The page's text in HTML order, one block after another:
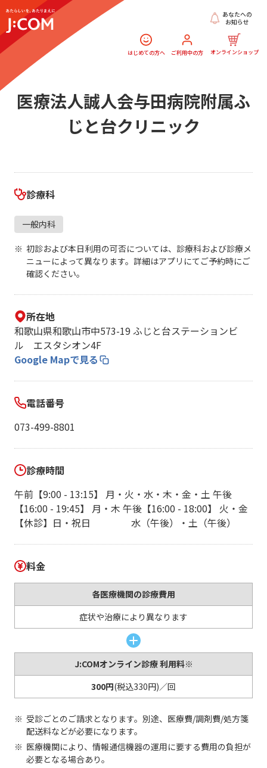
はじめての方へ ご利用中の方 オンラインショップ
あなたへの
お知らせ
医療法人誠人会与田病院附属ふ
じと台クリニック
診療科
一般内科
初診および本日利用の可否については、診療科および診療メ
ニューによって異なります。詳細はアプリにてご予約時にご
確認ください。
所在地
和歌山県和歌山市中573-19 ふじと台ステーションビ
ル エスタシオン4F
Google Mapで見る
電話番号
073-499-8801
診療時間
午前【9:00 - 13:15】 月・火・水・木・金・土 午後
【16:00 - 19:45】 月・木 午後【16:00 - 18:00】 火・金
【休診】日・祝日 水（午後）・土（午後）
料金
各医療機関の診療費用
症状や治療により異なります
J:COMオンライン診療 利用料※
300円(税込330円)／回
受診ごとのご請求となります。別途、医療費/調剤費/処方箋
配送料などが必要になります。
医療機関により、情報通信機器の運用に要する費用の負担が
必要となる場合あり。